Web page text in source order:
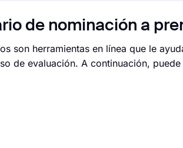
de nominación a
son herramientas en línea que le
de evaluación. A continuación,